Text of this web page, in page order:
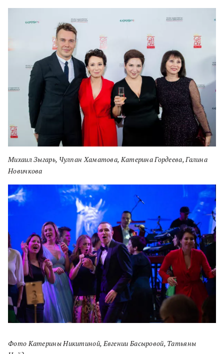
Михаил Зыгарь, Чулпан Хаматова, Катерина Гордеева, Галина
Новичкова
Фото Катерины Никитиной, Евгении Басыровой, Татьяны